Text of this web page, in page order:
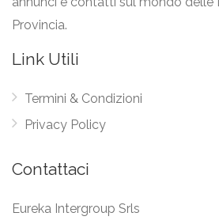
Provincia.
Link Utili
Termini & Condizioni
Privacy Policy
Contattaci
Eureka Intergroup Srls